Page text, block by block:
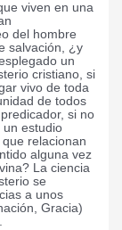
viven en una
del hombre
salvación, ¿y
un
cristiano, si
vivo de toda
de todos
si no
un estudio
relacionan
alguna vez
La ciencia
se
a unos
Gracia)